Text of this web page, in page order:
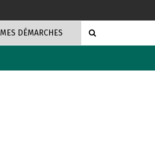
MES DÉMARCHES